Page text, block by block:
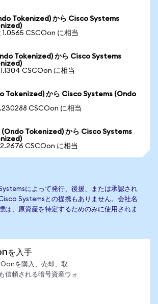
Tokenized) から Cisco Systems
1.0565 CSCOon に相当
Tokenized) から Cisco Systems
CSCOon に相当
Tokenized) から Cisco Systems (Ondo
CSCOon に相当
(Ondo Tokenized) から Cisco Systems
CSCOon に相当
によって発行、後援、または承認され
Systemsとの提携もありません。会社名
は、原資産を特定するためのみに使用されま
を入手
を購入、売却、取
信頼される暗号資産ウォ